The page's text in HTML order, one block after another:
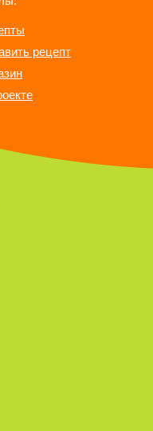
рецепт